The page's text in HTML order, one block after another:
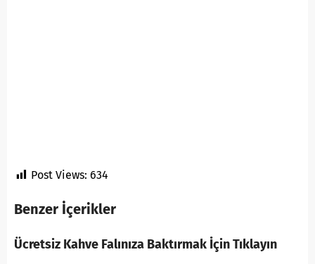
Post Views: 634
Benzer İçerikler
Ücretsiz Kahve Falınıza Baktırmak İçin Tıklayın